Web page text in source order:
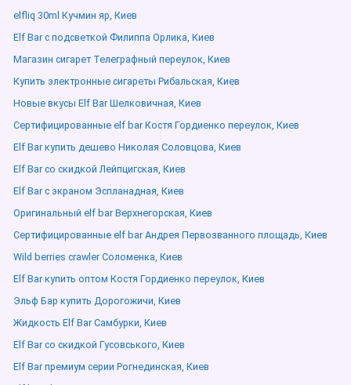
elfliq 30ml Кучмин яр, Киев
Elf Bar с подсветкой Филиппа Орлика, Киев
Магазин сигарет Телеграфный переулок, Киев
Купить электронные сигареты Рибальская, Киев
Новые вкусы Elf Bar Шелковичная, Киев
Сертифицированные elf bar Костя Гордиенко переулок, Киев
Elf Bar купить дешево Николая Соловцова, Киев
Elf Bar со скидкой Лейпцигская, Киев
Elf Bar с экраном Эспланадная, Киев
Оригинальный elf bar Верхнегорская, Киев
Сертифицированные elf bar Андрея Первозванного площадь, Киев
Wild berries crawler Соломенка, Киев
Elf Bar купить оптом Костя Гордиенко переулок, Киев
Эльф Бар купить Дорогожичи, Киев
Жидкость Elf Bar Самбурки, Киев
Elf Bar со скидкой Гусовського, Киев
Elf Bar премиум серии Рогнединская, Киев